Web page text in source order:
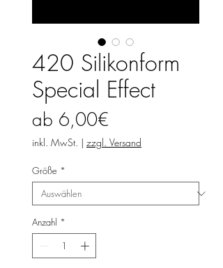
420 Silikonform
Special Effect
ab 6,00€
Preis
inkl. MwSt. | zzgl. Versand
Größe *
Anzahl *